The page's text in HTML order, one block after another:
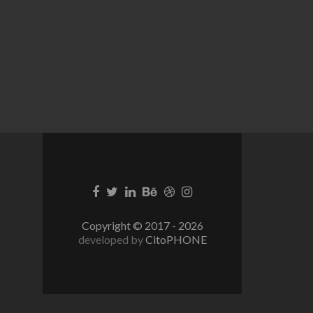
LienLienLienLienLienLien
Copyright © 2017 - 2026
developed byCitoPHONE